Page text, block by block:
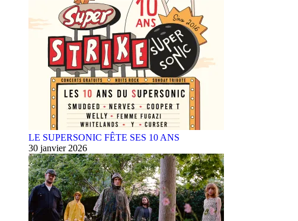
LE SUPERSONIC FÊTE SES 10 ANS
30 janvier 2026